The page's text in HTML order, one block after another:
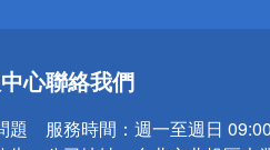
！
心
題
聯絡我們
服務時間： 週一至週日